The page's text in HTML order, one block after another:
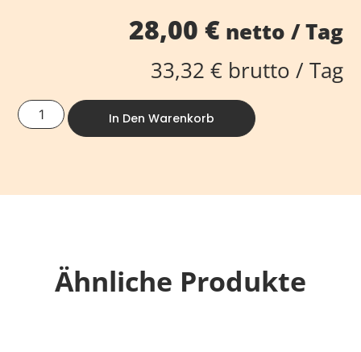
28,00 €netto / Tag
33,32 €brutto / Tag
In Den Warenkorb
Ähnliche Produkte